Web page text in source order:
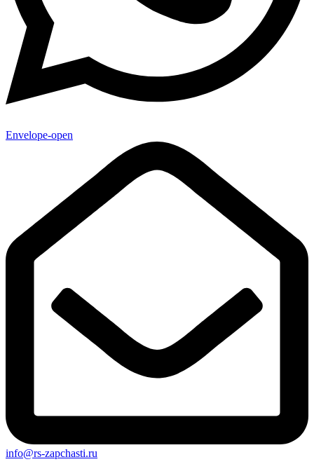
Envelope-open
info@rs-zapchasti.ru